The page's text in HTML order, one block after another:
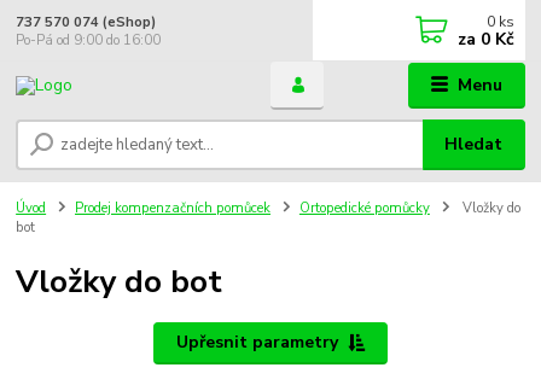
Menu
Hledat
737 570 074 (eShop)
Po-Pá od 9:00 do 16:00
0 ks
za 0 Kč
Úvod Prodej kompenzačních pomůcek Ortopedické pomůcky
Vložky do
bot
Vložky do bot
Upřesnit parametry